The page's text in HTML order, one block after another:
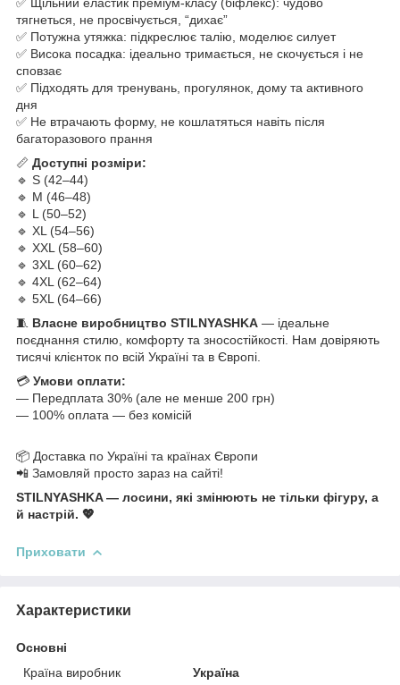
тягнеться, не просвічується, “дихає”
✅ Потужна утяжка: підкреслює талію, моделює силует
✅ Висока посадка: ідеально тримається, не скочується і не
сповзає
✅ Підходять для тренувань, прогулянок, дому та активного
дня
✅ Не втрачають форму, не кошлатяться навіть після
багаторазового прання
📏 Доступні розміри:
🔹 S (42–44)
🔹 M (46–48)
🔹 L (50–52)
🔹 XL (54–56)
🔹 XXL (58–60)
🔹 3XL (60–62)
🔹 4XL (62–64)
🔹 5XL (64–66)
🧵 Власне виробництво STILNYASHKA — ідеальне
поєднання стилю, комфорту та зносостійкості. Нам довіряють
тисячі клієнток по всій Україні та в Європі.
💳 Умови оплати:
— Передплата 30% (але не менше 200 грн)
— 100% оплата — без комісій
📦 Доставка по Україні та країнах Європи
📲 Замовляй просто зараз на сайті!
STILNYASHKA — лосини, які змінюють не тільки фігуру, а
й настрій. 💖
Приховати
Характеристики
Основні
Країна виробник
Україна